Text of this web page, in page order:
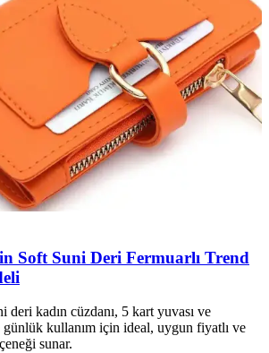
Soft Suni Deri Fermuarlı Trend
deri kadın cüzdanı, 5 kart yuvası ve
kullanım için ideal, uygun fiyatlı ve
sunar.